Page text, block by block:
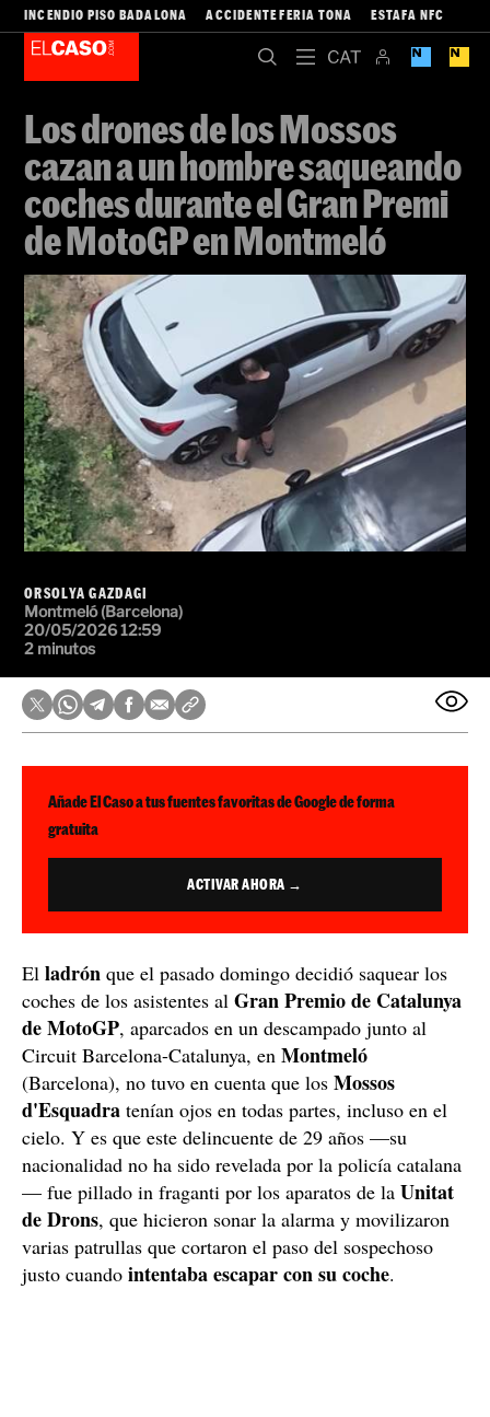
INCENDIO PISO BADALONA ACCIDENTE FERIA TONA ESTAFA NFC
Los drones de los Mossos
cazan a un hombre saqueando
coches durante el Gran Premi
de MotoGP en Montmeló
ORSOLYA GAZDAGI
Montmeló (Barcelona)
20/05/2026 12:59
2 minutos
Añade El Caso a tus fuentes favoritas de Google de forma
gratuita
ACTIVAR AHORA →
El ladrón que el pasado domingo decidió saquear los
coches de los asistentes al Gran Premio de Catalunya
de MotoGP, aparcados en un descampado junto al
Circuit Barcelona-Catalunya, en Montmeló
(Barcelona), no tuvo en cuenta que los Mossos
d'Esquadra tenían ojos en todas partes, incluso en el
cielo. Y es que este delincuente de 29 años —su
nacionalidad no ha sido revelada por la policía catalana
— fue pillado in fraganti por los aparatos de la Unitat
de Drons, que hicieron sonar la alarma y movilizaron
varias patrullas que cortaron el paso del sospechoso
justo cuando intentaba escapar con su coche.